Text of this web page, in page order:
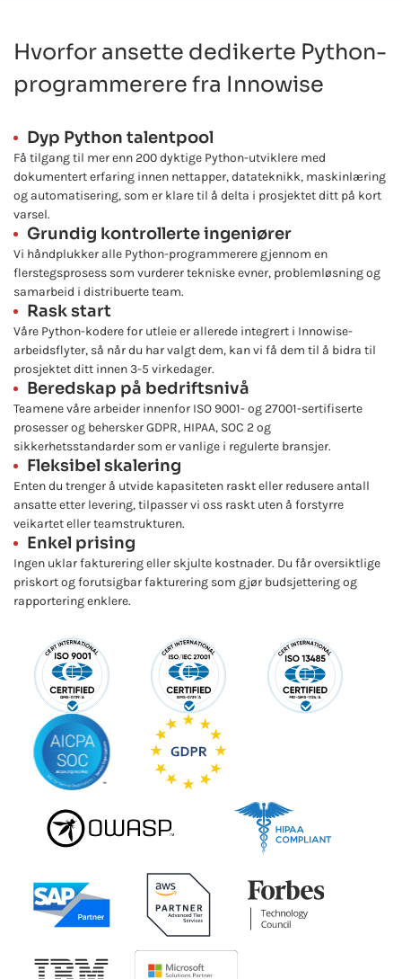
Hvorfor ansette dedikerte Python-
programmerere fra Innowise
Dyp Python talentpool
Få tilgang til mer enn 200 dyktige Python-utviklere med
dokumentert erfaring innen nettapper, datateknikk, maskinlæring
og automatisering, som er klare til å delta i prosjektet ditt på kort
varsel.
Grundig kontrollerte ingeniører
Vi håndplukker alle Python-programmerere gjennom en
flerstegsprosess som vurderer tekniske evner, problemløsning og
samarbeid i distribuerte team.
Rask start
Våre Python-kodere for utleie er allerede integrert i Innowise-
arbeidsflyter, så når du har valgt dem, kan vi få dem til å bidra til
prosjektet ditt innen 3-5 virkedager.
Beredskap på bedriftsnivå
Teamene våre arbeider innenfor ISO 9001- og 27001-sertifiserte
prosesser og behersker GDPR, HIPAA, SOC 2 og
sikkerhetsstandarder som er vanlige i regulerte bransjer.
Fleksibel skalering
Enten du trenger å utvide kapasiteten raskt eller redusere antall
ansatte etter levering, tilpasser vi oss raskt uten å forstyrre
veikartet eller teamstrukturen.
Enkel prising
Ingen uklar fakturering eller skjulte kostnader. Du får oversiktlige
priskort og forutsigbar fakturering som gjør budsjettering og
rapportering enklere.